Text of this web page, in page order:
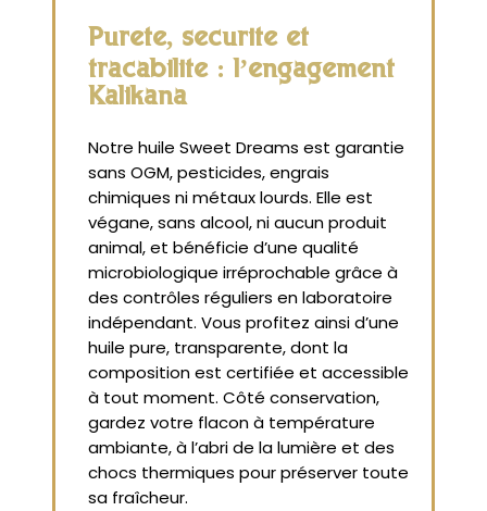
Pureté, sécurité et
traçabilité : l’engagement
Kalikana
Notre huile Sweet Dreams est garantie
sans OGM, pesticides, engrais
chimiques ni métaux lourds. Elle est
végane, sans alcool, ni aucun produit
animal, et bénéficie d’une qualité
microbiologique irréprochable grâce à
des contrôles réguliers en laboratoire
indépendant. Vous profitez ainsi d’une
huile pure, transparente, dont la
composition est certifiée et accessible
à tout moment. Côté conservation,
gardez votre flacon à température
ambiante, à l’abri de la lumière et des
chocs thermiques pour préserver toute
sa fraîcheur.